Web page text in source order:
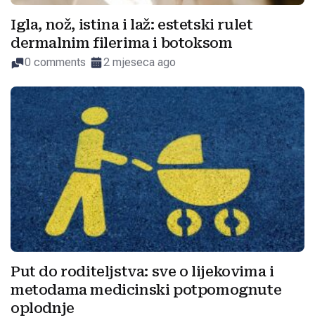
Igla, nož, istina i laž: estetski rulet
dermalnim filerima i botoksom
0 comments 2 mjeseca ago
Put do roditeljstva: sve o lijekovima i
metodama medicinski potpomognute
oplodnje